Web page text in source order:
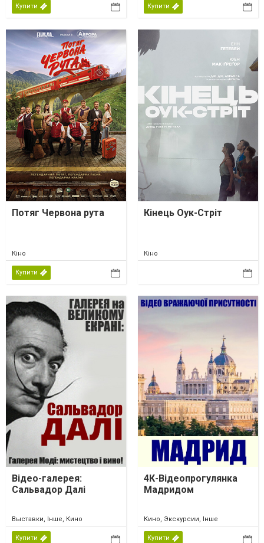
Купити Купити
Потяг Червона рута
Кіно
Купити
Кінець Оук-Стріт
Кіно
Відео-галерея:
Сальвадор Далі
Выставки, Інше, Кино
Купити
4К-Відеопрогулянка
Мадридом
Кино, Экскурсии, Інше
Купити